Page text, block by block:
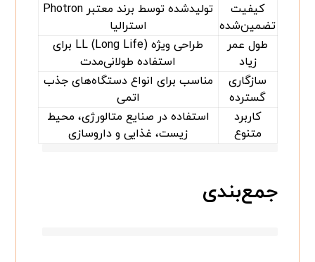
کیفیت
تضمین‌شده
تولیدشده توسط برند معتبر Photron
استرالیا
طول عمر
زیاد
طراحی ویژه LL (Long Life) برای
استفاده طولانی‌مدت
سازگاری
گسترده
مناسب برای انواع دستگاه‌های جذب
اتمی
کاربرد
متنوع
استفاده در صنایع متالورژی، محیط
زیست، غذایی و داروسازی
جمع‌بندی